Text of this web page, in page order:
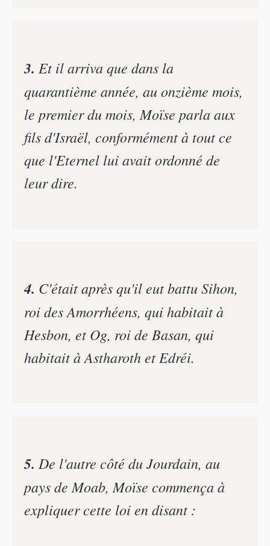
3. Et il arriva que dans la
quarantième année, au onzième mois,
le premier du mois, Moïse parla aux
fils d'Israël, conformément à tout ce
que l'Eternel lui avait ordonné de
leur dire.
4. C'était après qu'il eut battu Sihon,
roi des Amorrhéens, qui habitait à
Hesbon, et Og, roi de Basan, qui
habitait à Astharoth et Edréi.
5. De l'autre côté du Jourdain, au
pays de Moab, Moïse commença à
expliquer cette loi en disant :